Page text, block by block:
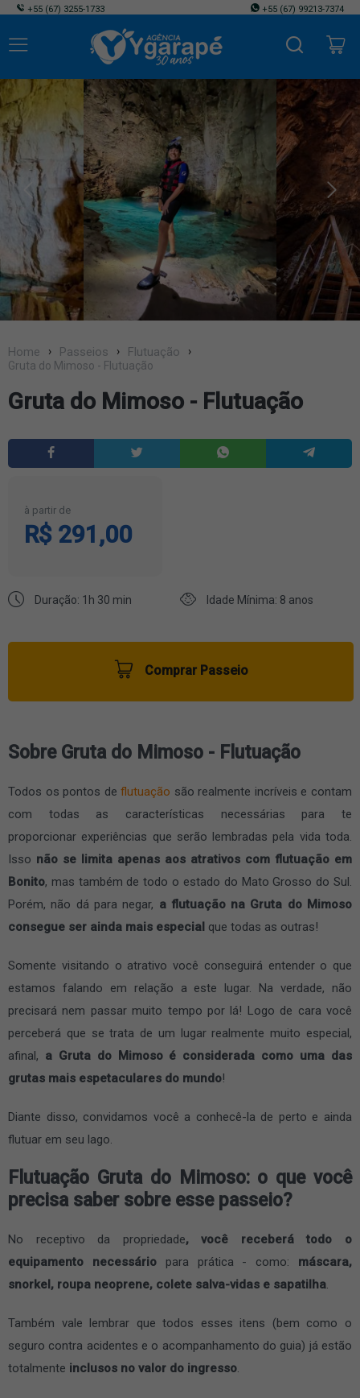
+55 (67) 3255-1733 +55 (67) 99213-7374
Home Passeios Flutuação
Gruta do Mimoso - Flutuação
Gruta do Mimoso - Flutuação
à partir de
R$ 291,00
Duração: 1h 30 min Idade Mínima: 8 anos
Comprar Passeio
Sobre Gruta do Mimoso - Flutuação
Todos os pontos deflutuação são realmente incríveis e contam
com todas as características necessárias para te
proporcionar experiências que serão lembradas pela vida toda.
Isso não se limita apenas aos atrativos com flutuação em
Bonito, mas também de todo o estado do Mato Grosso do Sul.
Porém, não dá para negar, a flutuação na Gruta do Mimoso
consegue ser ainda mais especial que todas as outras!
Somente visitando o atrativo você conseguirá entender o que
estamos falando em relação a este lugar. Na verdade, não
precisará nem passar muito tempo por lá! Logo de cara você
perceberá que se trata de um lugar realmente muito especial,
afinal, a Gruta do Mimoso é considerada como uma das
grutas mais espetaculares do mundo!
Diante disso, convidamos você a conhecê-la de perto e ainda
flutuar em seu lago.
Flutuação Gruta do Mimoso: o que você
precisa saber sobre esse passeio?
No receptivo da propriedade, você receberá todo o
equipamento necessáriopara prática - como: máscara,
snorkel, roupa neoprene, colete salva-vidas e sapatilha
Também vale lembrar que todos esses itens (bem como o
seguro contra acidentes e o acompanhamento do guia) já estão
totalmente inclusos no valor do ingresso